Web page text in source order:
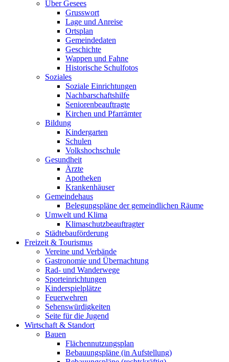
Über Gesees
Grusswort
Lage und Anreise
Ortsplan
Gemeindedaten
Geschichte
Wappen und Fahne
Historische Schulfotos
Soziales
Soziale Einrichtungen
Nachbarschaftshilfe
Seniorenbeauftragte
Kirchen und Pfarrämter
Bildung
Kindergarten
Schulen
Volkshochschule
Gesundheit
Ärzte
Apotheken
Krankenhäuser
Gemeindehaus
Belegungspläne der gemeindlichen Räume
Umwelt und Klima
Klimaschutzbeauftragter
Städtebauförderung
Freizeit & Tourismus
Vereine und Verbände
Gastronomie und Übernachtung
Rad- und Wanderwege
Sporteinrichtungen
Kinderspielplätze
Feuerwehren
Sehenswürdigkeiten
Seite für die Jugend
Wirtschaft & Standort
Bauen
Flächennutzungsplan
Bebauungspläne (in Aufstellung)